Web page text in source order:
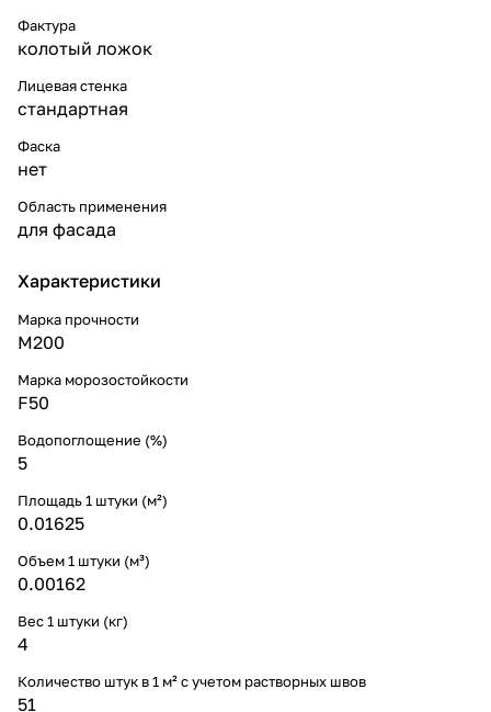
Фактура
колотый ложок
Лицевая стенка
стандартная
Фаска
нет
Область применения
для фасада
Характеристики
Марка прочности
M200
Марка морозостойкости
F50
Водопоглощение (%)
5
Площадь 1 штуки (м²)
0.01625
Объем 1 штуки (м³)
0.00162
Вес 1 штуки (кг)
4
Количество штук в 1 м² с учетом растворных швов
51